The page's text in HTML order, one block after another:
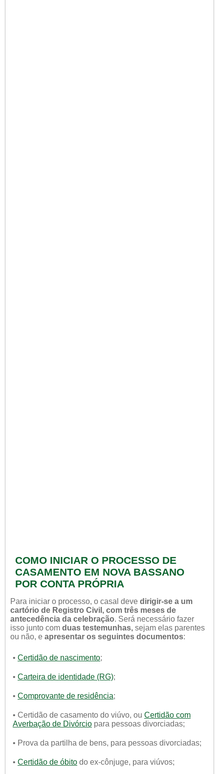
COMO INICIAR O PROCESSO DE
CASAMENTO EM NOVA BASSANO
POR CONTA PRÓPRIA
Para iniciar o processo, o casal deve dirigir-se a um
cartório de Registro Civil, com três meses de
antecedência da celebração. Será necessário fazer
isso junto com duas testemunhas, sejam elas parentes
ou não, e apresentar os seguintes documentos:
• Certidão de nascimento;
• Carteira de identidade (RG);
• Comprovante de residência;
• Certidão de casamento do viúvo, ou Certidão com
Averbação de Divórcio para pessoas divorciadas;
• Prova da partilha de bens, para pessoas divorciadas;
• Certidão de óbito do ex-cônjuge, para viúvos;